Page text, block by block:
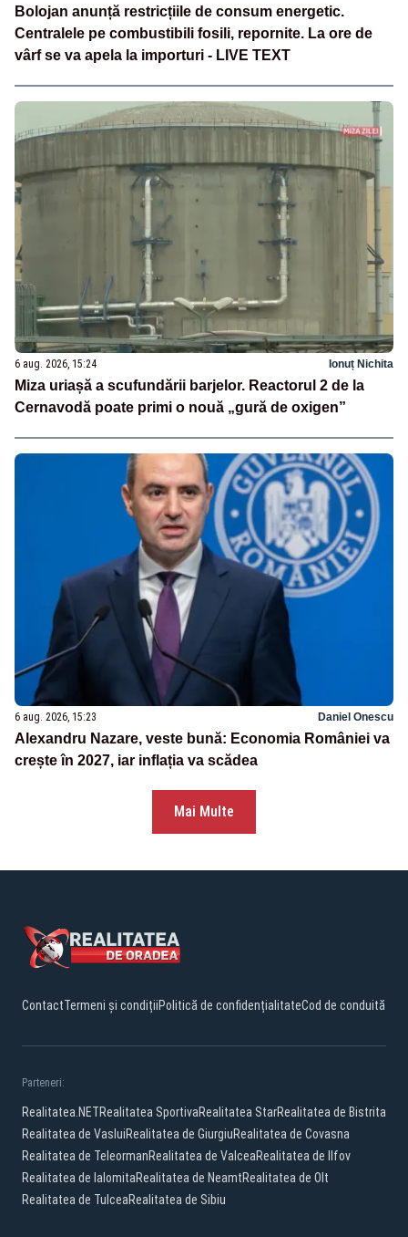
Bolojan anunță restricțiile de consum energetic.
Centralele pe combustibili fosili, repornite. La ore de
vârf se va apela la importuri - LIVE TEXT
6 aug. 2026, 15:24 Ionuț Nichita
Miza uriașă a scufundării barjelor. Reactorul 2 de la
Cernavodă poate primi o nouă „gură de oxigen”
6 aug. 2026, 15:23 Daniel Onescu
Alexandru Nazare, veste bună: Economia României va
crește în 2027, iar inflația va scădea
Mai Multe
ContactTermeni și condițiiPolitică de confidențialitateCod de conduită
Parteneri:
Realitatea.NETRealitatea SportivaRealitatea StarRealitatea de Bistrita
Realitatea de VasluiRealitatea de GiurgiuRealitatea de Covasna
Realitatea de TeleormanRealitatea de ValceaRealitatea de Ilfov
Realitatea de IalomitaRealitatea de NeamtRealitatea de Olt
Realitatea de TulceaRealitatea de Sibiu